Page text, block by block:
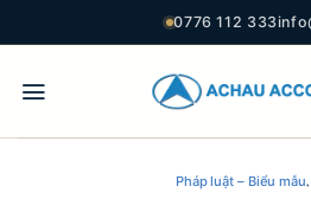
0776 112 333
Pháp luật – Biểu mẫu,